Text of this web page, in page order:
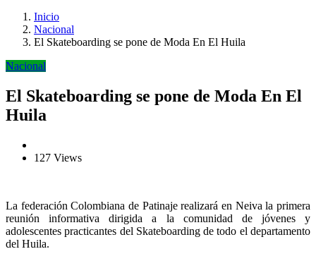
Inicio
Nacional
El Skateboarding se pone de Moda En El Huila
Nacional
El Skateboarding se pone de Moda En El
Huila
127 Views
La federación Colombiana de Patinaje realizará en Neiva la primera
reunión informativa dirigida a la comunidad de jóvenes y
adolescentes practicantes del Skateboarding de todo el departamento
del Huila.